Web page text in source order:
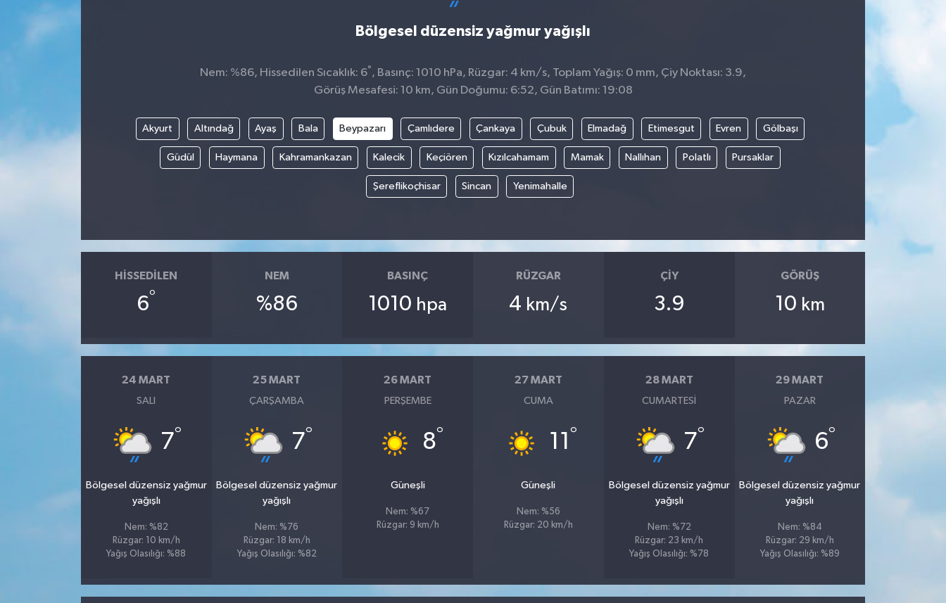
Bölgesel düzensiz yağmur yağışlı
Nem: %86, Hissedilen Sıcaklık: 6° , Basınç: 1010 hPa, Rüzgar: 4 km/s, Toplam Yağış: 0 mm, Çiy Noktası: 3.9,
Görüş Mesafesi: 10 km, Gün Doğumu: 6:52, Gün Batımı: 19:08
Akyurt Altındağ Ayaş Bala Beypazarı Çamlıdere Çankaya Çubuk Elmadağ Etimesgut Evren Gölbaşı
Güdül Haymana Kahramankazan Kalecik Keçiören Kızılcahamam Mamak Nallıhan Polatlı Pursaklar
Şereflikoçhisar Sincan Yenimahalle
HISSEDILEN
6°
NEM
%86
BASINÇ
1010 hpa
RÜZGAR
4 km/s
ÇIY
3.9
GÖRÜŞ
10 km
24 MART
SALI
7°
Bölgesel düzensiz yağmur
yağışlı
Nem: %82
Rüzgar: 10 km/h
Yağış Olasılığı: %88
25 MART
ÇARŞAMBA
7°
Bölgesel düzensiz yağmur
yağışlı
Nem: %76
Rüzgar: 18 km/h
Yağış Olasılığı: %82
26 MART
PERŞEMBE
8°
Güneşli
Nem: %67
Rüzgar: 9 km/h
27 MART
CUMA
11 °
Güneşli
Nem: %56
Rüzgar: 20 km/h
28 MART
CUMARTESI
7°
Bölgesel düzensiz yağmur
yağışlı
Nem: %72
Rüzgar: 23 km/h
Yağış Olasılığı: %78
29 MART
PAZAR
6°
Bölgesel düzensiz yağmur
yağışlı
Nem: %84
Rüzgar: 29 km/h
Yağış Olasılığı: %89